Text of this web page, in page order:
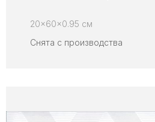
20x60x0.95 см
Снята с производства